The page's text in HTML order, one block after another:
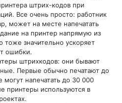
штрих-кодов при
Все очень просто: работник
может на месте напечатать
на принтер напрямую из
значительно ускоряет
ошибки.
штрихкодов: они бывают
Первые обычно печатают до
могут напечатать до 30 000
принтеры используются в